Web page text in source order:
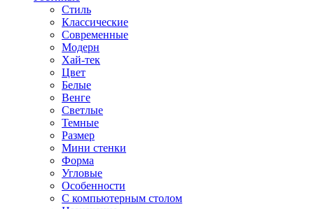
Стиль
Классические
Современные
Модерн
Хай-тек
Цвет
Белые
Венге
Светлые
Темные
Размер
Мини стенки
Форма
Угловые
Особенности
С компьютерным столом